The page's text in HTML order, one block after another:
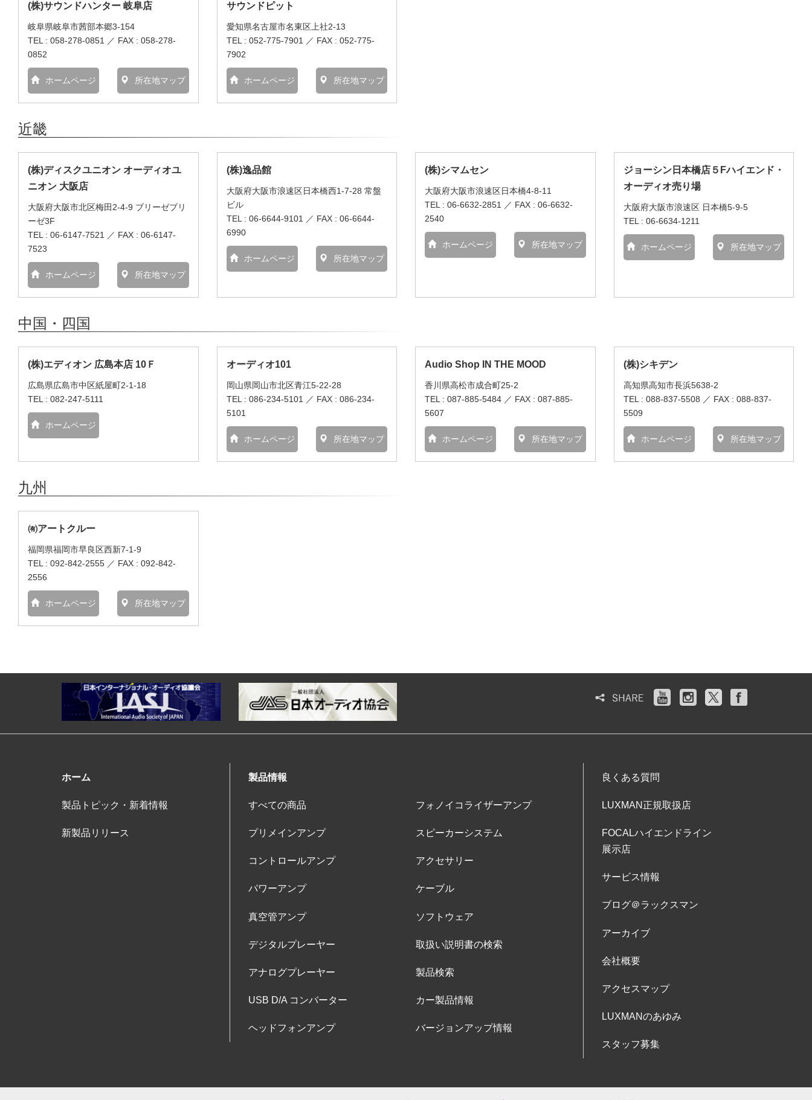
(株)サウンドハンター 岐阜店
岐阜県岐阜市茜部本郷3-154
TEL : 058-278-0851 ／ FAX : 058-278-
0852
ホームページ 所在地マップ
サウンドピット
愛知県名古屋市名東区上社2-13
TEL : 052-775-7901 ／ FAX : 052-775-
7902
ホームページ 所在地マップ
近畿
(株)ディスクユニオン オーディオユ
ニオン 大阪店
大阪府大阪市北区梅田2-4-9 ブリーゼブリ
ーゼ3F
TEL : 06-6147-7521 ／ FAX : 06-6147-
7523
ホームページ 所在地マップ
(株)逸品館
大阪府大阪市浪速区日本橋西1-7-28 常盤
ビル
TEL : 06-6644-9101 ／ FAX : 06-6644-
6990
ホームページ 所在地マップ
(株)シマムセン
大阪府大阪市浪速区日本橋4-8-11
TEL : 06-6632-2851 ／ FAX : 06-6632-
2540
ホームページ 所在地マップ
ジョーシン日本橋店５Fハイエンド・
オーディオ売り場
大阪府大阪市浪速区 日本橋5-9-5
TEL : 06-6634-1211
ホームページ 所在地マップ
中国・四国
(株)エディオン 広島本店 10Ｆ
広島県広島市中区紙屋町2-1-18
TEL : 082-247-5111
ホームページ
オーディオ101
岡山県岡山市北区青江5-22-28
TEL : 086-234-5101 ／ FAX : 086-234-
5101
ホームページ 所在地マップ
Audio Shop IN THE MOOD
香川県高松市成合町25-2
TEL : 087-885-5484 ／ FAX : 087-885-
5607
ホームページ 所在地マップ
(株)シキデン
高知県高知市長浜5638-2
TEL : 088-837-5508 ／ FAX : 088-837-
5509
ホームページ 所在地マップ
九州
㈲アートクルー
福岡県福岡市早良区西新7-1-9
TEL : 092-842-2555 ／ FAX : 092-842-
2556
ホームページ 所在地マップ
ホーム
製品トピック・新着情報
新製品リリース
製品情報
すべての商品
プリメインアンプ
コントロールアンプ
パワーアンプ
真空管アンプ
デジタルプレーヤー
アナログプレーヤー
USB D/A コンバーター
ヘッドフォンアンプ
フォノイコライザーアンプ
スピーカーシステム
アクセサリー
ケーブル
ソフトウェア
取扱い説明書の検索
製品検索
カー製品情報
バージョンアップ情報
良くある質問
LUXMAN正規取扱店
FOCALハイエンドライン
展示店
サービス情報
ブログ＠ラックスマン
アーカイブ
会社概要
アクセスマップ
LUXMANのあゆみ
スタッフ募集